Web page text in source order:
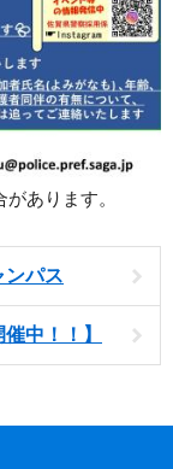
あります。
ンパス
中！！】